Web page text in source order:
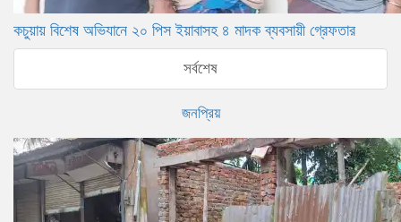
কচুয়ায় বিশেষ অভিযানে ২০ পিস ইয়াবাসহ ৪ মাদক ব্যবসায়ী গ্রেফতার
সর্বশেষ
জনপ্রিয়